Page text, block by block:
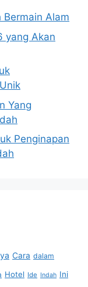
Bermain Alam
yang Akan
Yang
Penginapan
Cara dalam
Hotel Ide Indah Ini